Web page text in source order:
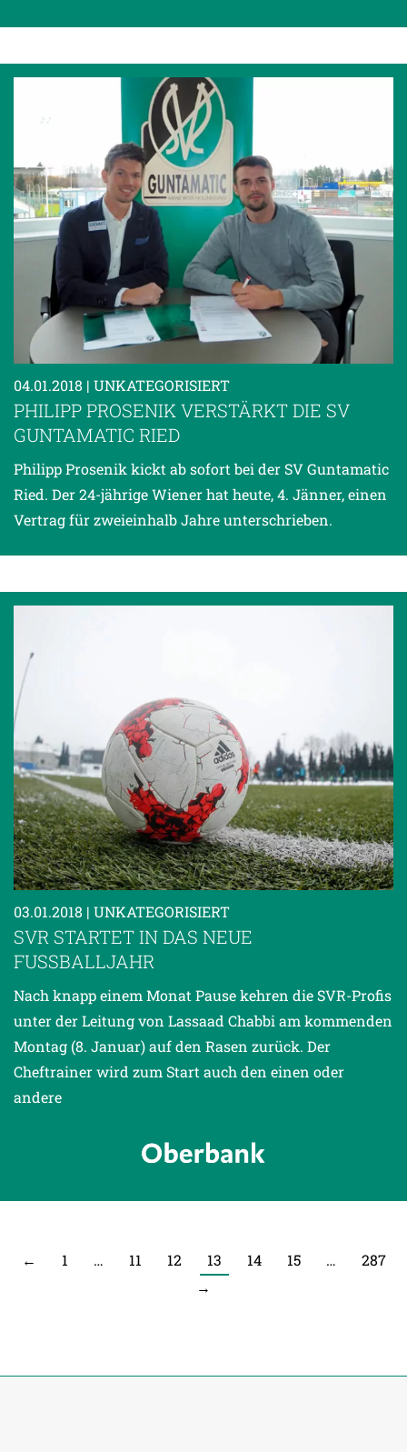
04.01.2018 | UNKATEGORISIERT
PHILIPP PROSENIK VERSTÄRKT DIE SV
GUNTAMATIC RIED
Philipp Prosenik kickt ab sofort bei der SV Guntamatic
Ried. Der 24-jährige Wiener hat heute, 4. Jänner, einen
Vertrag für zweieinhalb Jahre unterschrieben.
03.01.2018 | UNKATEGORISIERT
SVR STARTET IN DAS NEUE
FUSSBALLJAHR
Nach knapp einem Monat Pause kehren die SVR-Profis
unter der Leitung von Lassaad Chabbi am kommenden
Montag (8. Januar) auf den Rasen zurück. Der
Cheftrainer wird zum Start auch den einen oder
andere
← 1 … 11 12 13 14 15 …
287
→